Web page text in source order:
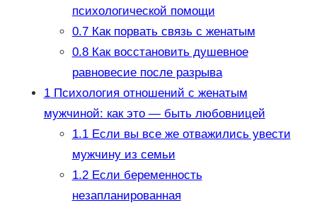
психологической помощи
0.7Как порвать связь с женатым
0.8Как восстановить душевное
равновесие после разрыва
1Психология отношений с женатым
мужчиной: как это — быть любовницей
1.1Если вы все же отважились увести
мужчину из семьи
1.2Если беременность
незапланированная